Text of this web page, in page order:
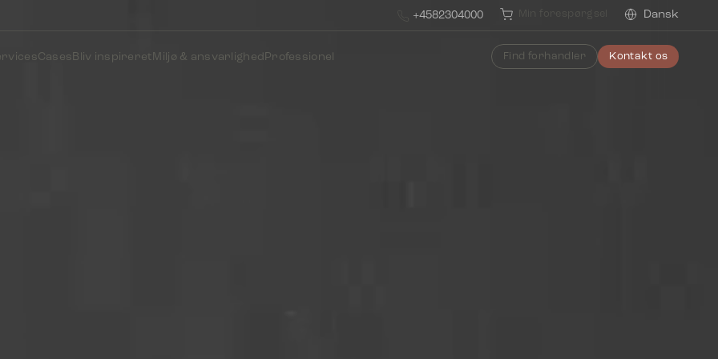
+4582304000 Dansk
CasesBliv inspireretMiljø & ansvarlighedProfessionel Find forhandler Kontakt os